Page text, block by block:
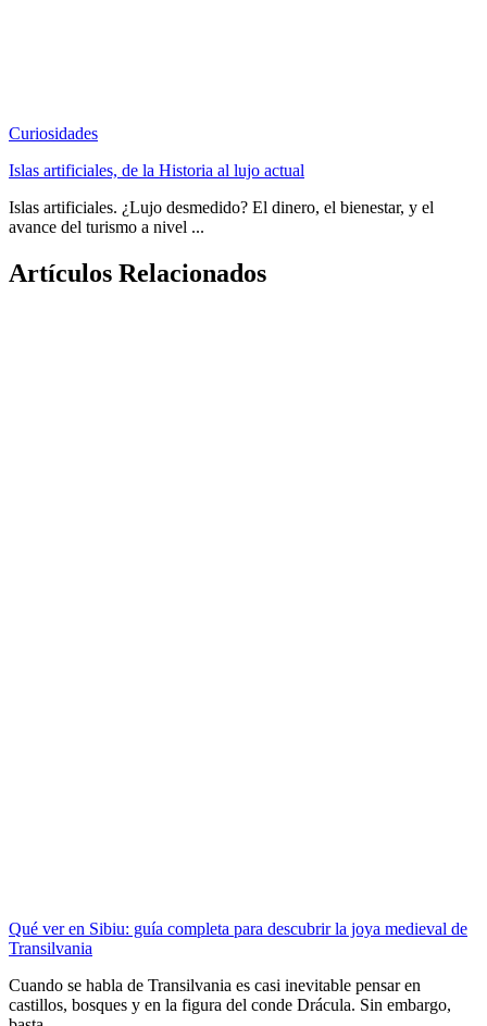
Curiosidades
Islas artificiales, de la Historia al lujo actual
Islas artificiales. ¿Lujo desmedido? El dinero, el bienestar, y el
avance del turismo a nivel ...
Artículos Relacionados
Qué ver en Sibiu: guía completa para descubrir la joya medieval de
Transilvania
Cuando se habla de Transilvania es casi inevitable pensar en
castillos, bosques y en la figura del conde Drácula. Sin embargo,